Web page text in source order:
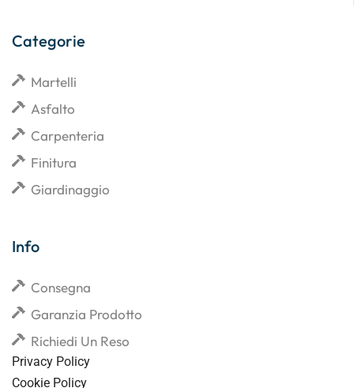
Categorie
Martelli
Asfalto
Carpenteria
Finitura
Giardinaggio
Info
Consegna
Garanzia Prodotto
Richiedi Un Reso
Privacy Policy
Cookie Policy